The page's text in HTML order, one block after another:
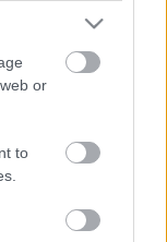
or
to
en apartados
tiros, pases
tras 22